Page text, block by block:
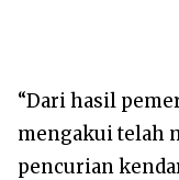
“Dari hasil
mengakui telah
pencurian